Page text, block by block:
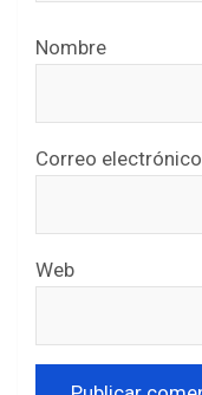
Nombre
Correo electrónico
Web